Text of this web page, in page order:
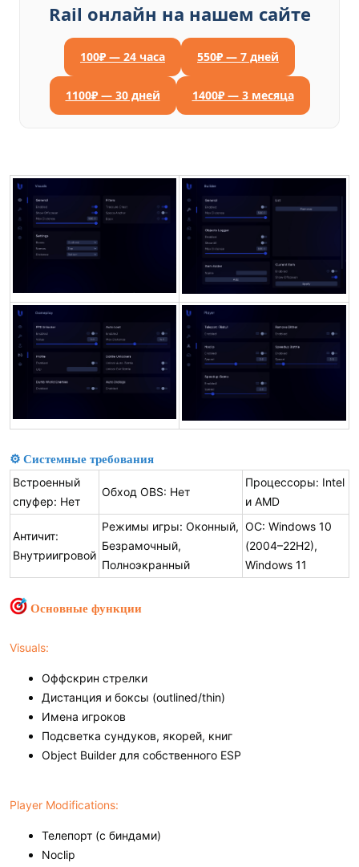
Rail онлайн на нашем сайте
100₽ — 24 часа 550₽ — 7 дней
1100₽ — 30 дней 1400₽ — 3 месяца
⚙ Системные требования
Встроенный
спуфер: Нет
Обход OBS: Нет
Процессоры: Intel
и AMD
Античит:
Внутриигровой
Режимы игры: Оконный,
Безрамочный,
Полноэкранный
ОС: Windows 10
(2004–22H2),
Windows 11
Основные функции
Visuals:
Оффскрин стрелки
Дистанция и боксы (outlined/thin)
Имена игроков
Подсветка сундуков, якорей, книг
Object Builder для собственного ESP
Player Modifications:
Телепорт (с биндами)
Noclip